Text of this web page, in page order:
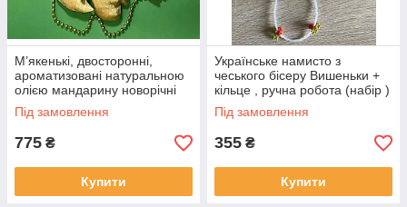
М’якенькі, двосторонні,
ароматизовані натуральною
олією мандарину новорічні
іграшки🎄
Під замовлення
775 ₴
Купити
Українське намисто з
чеського бісеру Вишеньки +
кільце , ручна робота (набір )
Під замовлення
355 ₴
Купити